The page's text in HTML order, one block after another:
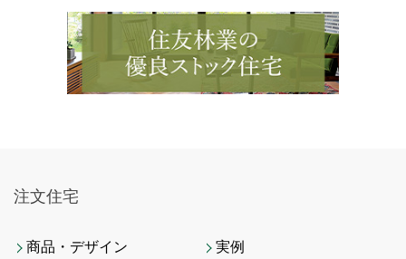
注文住宅
商品・デザイン 実例